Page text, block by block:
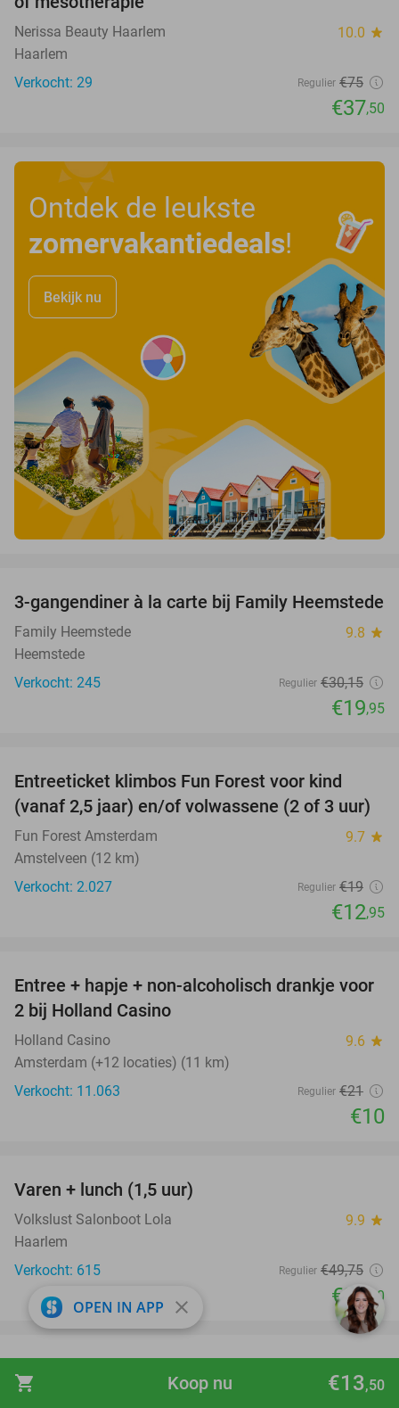
shopping_cart €13,50
Koop nu
Nerissa Beauty Haarlem 10.0 star
Haarlem
Verkocht: 29
Regulier €75
€37,50
Ontdek de leukste
zomervakantiedeals!
Bekijk nu
34%
3-gangendiner à la carte bij Family Heemstede
Family Heemstede 9.8 star
Heemstede
Verkocht: 245
Regulier €30,15
€19,95
Entreeticket klimbos Fun Forest voor kind
(vanaf 2,5 jaar) en/of volwassene (2 of 3 uur)
Fun Forest Amsterdam 9.7 star
Amstelveen (12 km)
Verkocht: 2.027
Regulier €19
€12,95
52%
Entree + hapje + non-alcoholisch drankje voor
2 bij Holland Casino
Holland Casino 9.6 star
Amsterdam (+12 locaties) (11 km)
Verkocht: 11.063
Regulier €21
€10
Varen + lunch (1,5 uur)
Volkslust Salonboot Lola 9.9 star
Haarlem
Verkocht: 615
Regulier €49,75
€29,50
51%
favorite_border
Overnachting voor 2 in een queen kamer +
welkomstdrankje + evt. ontbijt in Amsterdam
OPEN IN APP close